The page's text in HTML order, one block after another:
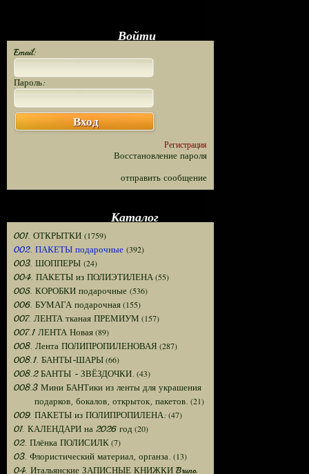
Войти
Email:
Пароль:
Вход
Регистрация
Восстановление пароля
отправить сообщение
Каталог
001. ОТКРЫТКИ (1759)
002. ПАКЕТЫ подарочные (392)
003. ШОППЕРЫ (24)
004. ПАКЕТЫ из ПОЛИЭТИЛЕНА(55)
005. КОРОБКИ подарочные (536)
006. БУМАГА подарочная(155)
007. ЛЕНТА тканая ПРЕМИУМ (157)
007.1 ЛЕНТА Новая(89)
008. Лента ПОЛИПРОПИЛЕНОВАЯ (287)
008.1. БАНТЫ-ШАРЫ(66)
008.2 БАНТЫ - ЗВЁЗДОЧКИ. (43)
008.3 Мини БАНТики из ленты для украшения
подарков, бокалов, открыток, пакетов. (21)
009. ПАКЕТЫ из ПОЛИПРОПИЛЕНА:(47)
01. КАЛЕНДАРИ на 2026 год (20)
02. Плёнка ПОЛИСИЛК(7)
03. Флористический материал, органза. (13)
04. Итальянские ЗАПИСНЫЕ КНИЖКИ Bruno